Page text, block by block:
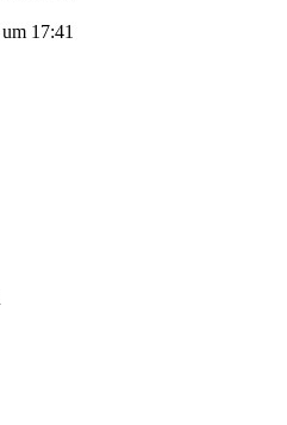
17:41